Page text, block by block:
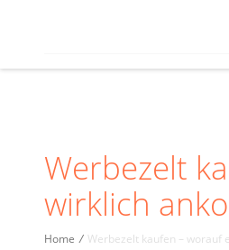
Werbezelt
wirklich
Home / Werbezelt kaufen – worauf